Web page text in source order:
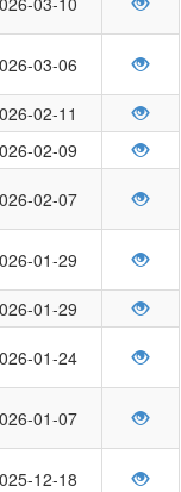
03-06
02-11
02-09
02-07
01-29
01-29
01-24
01-07
12-18